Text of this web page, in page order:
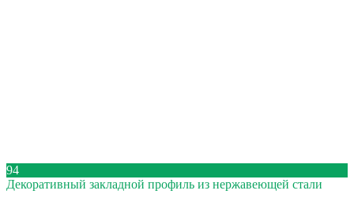
94
Декоративный закладной профиль из нержавеющей стали